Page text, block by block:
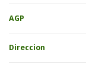
AGP
Direccion